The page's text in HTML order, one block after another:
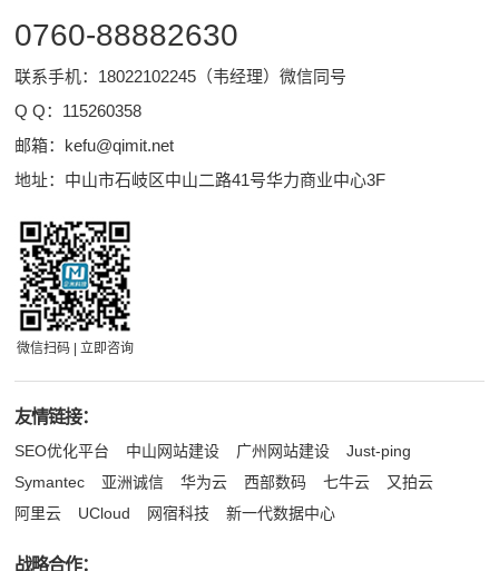
0760-88882630
联系手机：18022102245（韦经理）微信同号
Q Q： 115260358
邮箱： kefu@qimit.net
地址：中山市石岐区中山二路41号华力商业中心3F
微信扫码 | 立即咨询
友情链接：
SEO优化平台 中山网站建设 广州网站建设
Just-ping
Symantec
亚洲诚信 华为云 西部数码 七牛云
又拍云
阿里云
UCloud 网宿科技 新一代数据中心
战略合作：